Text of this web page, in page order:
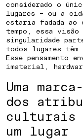
considerado o
lugares – ou a
estaria fadada ao
tempo, essa visão
singularidade
todos lugares têm
Esse pensamento
imaterial,
Uma
dos
culturais
um lugar